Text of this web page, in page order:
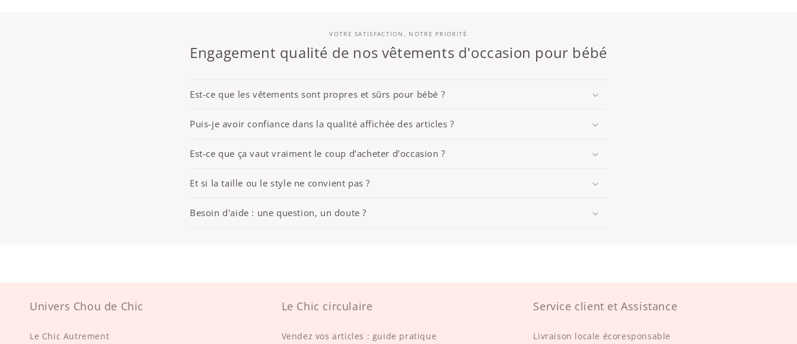
VOTRE SATISFACTION, NOTRE PRIORITÉ
Engagement qualité de nos vêtements d'occasion pour bébé
Est-ce que les vêtements sont propres et sûrs pour bébé ?
Puis-je avoir confiance dans la qualité affichée des articles ?
Est-ce que ça vaut vraiment le coup d’acheter d’occasion ?
Et si la taille ou le style ne convient pas ?
Besoin d'aide : une question, un doute ?
Univers Chou de Chic
Le Chic Autrement
Le Chic circulaire
Vendez vos articles : guide pratique
Service client et Assistance
Livraison locale écoresponsable